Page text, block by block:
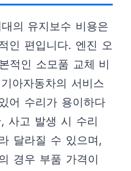
의 유지보수 비용은
인 편입니다. 엔진 오
적인 소모품 교체 비
아자동차의 서비스
어 수리가 용이하다
사고 발생 시 수리
달라질 수 있으며,
경우 부품 가격이